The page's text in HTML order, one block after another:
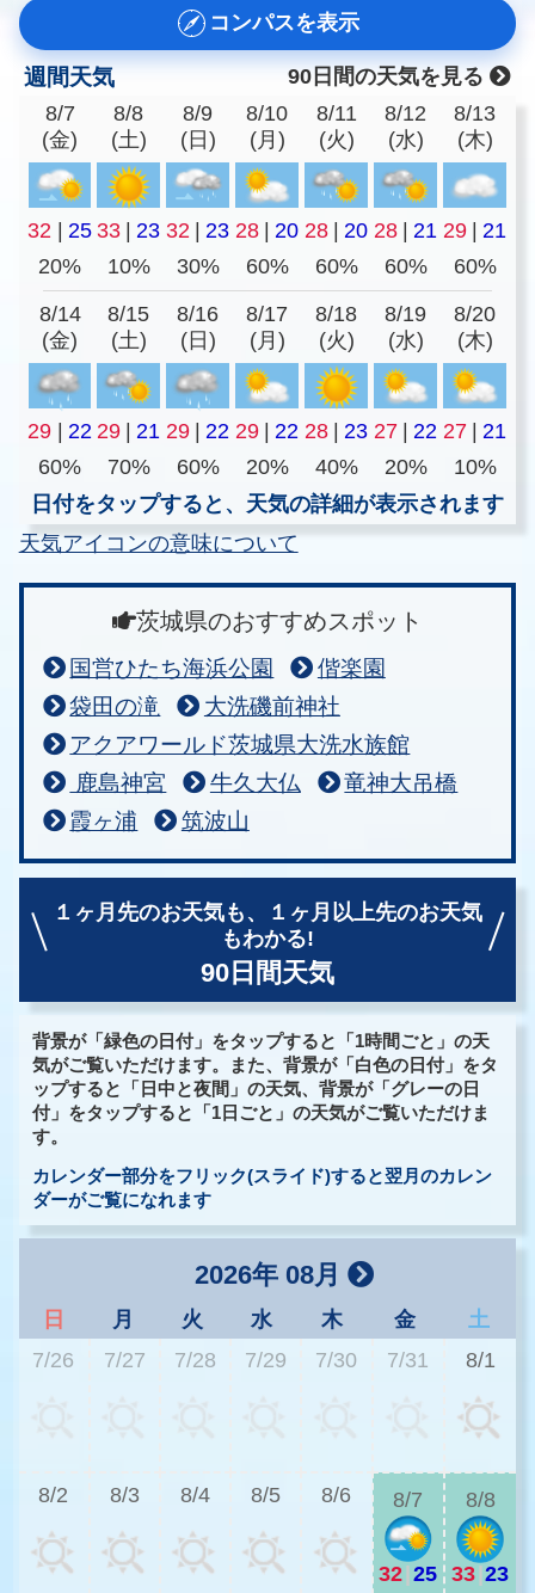
コンパスを表示
週間天気
90日間の天気を見る
8/7
(金)
8/8
(土)
8/9
(日)
8/10
(月)
8/11
(火)
8/12
(水)
8/13
(木)
32 25 33 23 32 23 28 20 28 20 28 21 29
21
20%
10% 30% 60% 60% 60% 60%
8/14
(金)
8/15
(土)
8/16
(日)
8/17
(月)
8/18
(火)
8/19
(水)
8/20
(木)
29 22 29 21 29 22 29 22 28 23 27 22 27
21
60%
70% 60% 20% 40% 20%
10%
日付をタップすると、天気の詳細が表示されます
天気アイコンの意味について
茨城県のおすすめスポット
国営ひたち海浜公園
偕楽園
袋田の滝
大洗磯前神社
アクアワールド茨城県大洗水族館
鹿島神宮
牛久大仏
竜神大吊橋
霞ヶ浦
筑波山
１ヶ月先のお天気も、
１ヶ月以上先のお天気
もわかる!
90日間天気
背景が「緑色の日付」をタップすると「1時間ごと」の天
気がご覧いただけます。また、背景が「白色の日付」をタ
ップすると「日中と夜間」の天気、背景が「グレーの日
付」をタップすると「1日ごと」の天気がご覧いただけま
す。
カレンダー部分をフリック(スライド)すると翌月のカレン
ダーがご覧になれます
2026年 08月
日 月 火 水 木 金
土
7/26
7/27 7/28 7/29 7/30 7/31 8/1
8/2 8/3 8/4 8/5 8/6 8/7
32 25
8/8
33 23